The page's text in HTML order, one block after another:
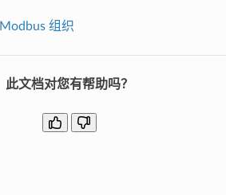
Modbus 组织
此文档对您有帮助吗？